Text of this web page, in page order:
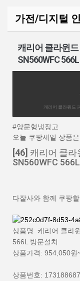
가전/디지털
캐리어 클라윈드
SN560WFC
캐리어 클라윈드
#양문형냉장고
오늘 쿠팡세일 상품
[46] 캐리어 클라
SN560WFC
다잘사와 함께 쿠팡
상품명: 캐리어 클라
566L 방문설치
상품가격: 954,050원
상품번호: